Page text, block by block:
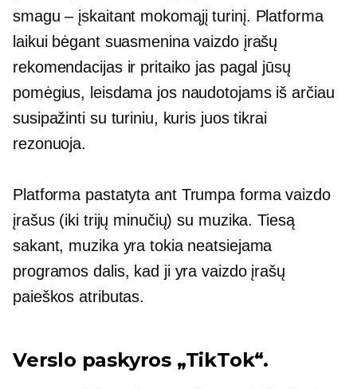
smagu – įskaitant mokomąjį turinį. Platforma
laikui bėgant suasmenina vaizdo įrašų
rekomendacijas ir pritaiko jas pagal jūsų
pomėgius, leisdama jos naudotojams iš arčiau
susipažinti su turiniu, kuris juos tikrai
rezonuoja.
Platforma pastatyta ant Trumpa formavaizdo
įrašus (iki trijų minučių) su muzika. Tiesą
sakant, muzika yra tokia neatsiejama
programos dalis, kad ji yra vaizdo įrašų
paieškos atributas.
Verslo paskyros „TikTok“.